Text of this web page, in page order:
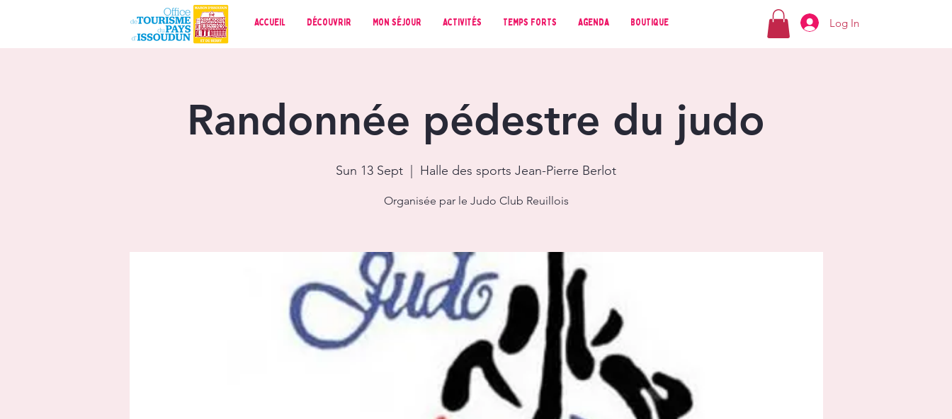
Accueil Découvrir Mon séjour Activités Temps forts Agenda Boutique Log In
Randonnée pédestre du judo
Sun 13 Sept
  |
Halle des sports Jean-Pierre Berlot
Organisée par le Judo Club Reuillois